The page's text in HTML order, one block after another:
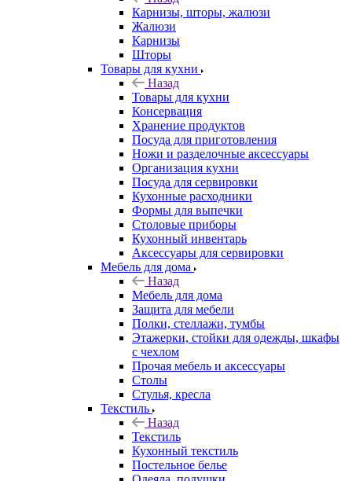
Карнизы, шторы, жалюзи
Жалюзи
Карнизы
Шторы
Товары для кухни
Назад
Товары для кухни
Консервация
Хранение продуктов
Посуда для приготовления
Ножи и разделочные аксессуары
Организация кухни
Посуда для сервировки
Кухонные расходники
Формы для выпечки
Столовые приборы
Кухонный инвентарь
Аксессуары для сервировки
Мебель для дома
Назад
Мебель для дома
Защита для мебели
Полки, стеллажи, тумбы
Этажерки, стойки для одежды, шкафы
с чехлом
Прочая мебель и аксессуары
Столы
Стулья, кресла
Текстиль
Назад
Текстиль
Кухонный текстиль
Постельное белье